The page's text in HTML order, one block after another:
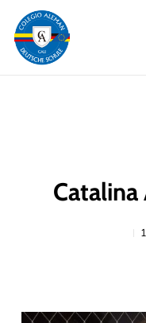
main
content